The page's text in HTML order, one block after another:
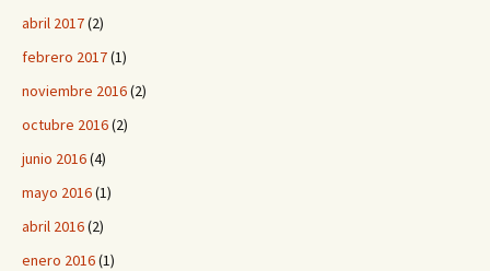
abril 2017(2)
febrero 2017(1)
noviembre 2016(2)
octubre 2016(2)
junio 2016(4)
mayo 2016(1)
abril 2016(2)
enero 2016(1)